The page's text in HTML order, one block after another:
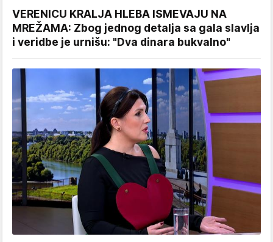
VERENICU KRALJA HLEBA ISMEVAJU NA
MREŽAMA: Zbog jednog detalja sa gala slavlja
i veridbe je urnišu: "Dva dinara bukvalno"